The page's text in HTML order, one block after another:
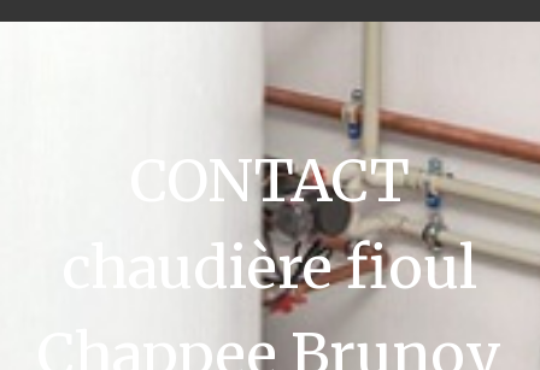
CONTACT
chaudière fioul
Chappee Brunoy